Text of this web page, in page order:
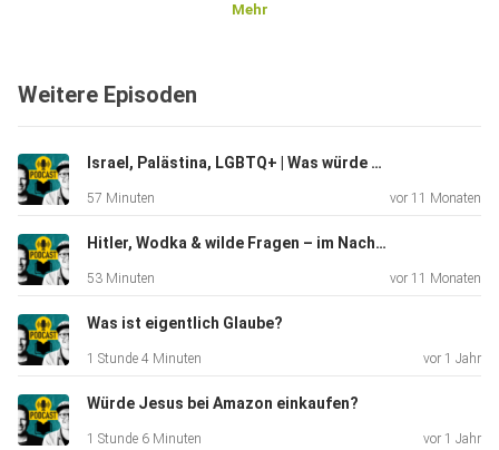
Mehr
Weitere Episoden
Israel, Palästina, LGBTQ+ | Was würde Jesus sagen?
57 Minuten vor 11 Monaten
Hitler, Wodka & wilde Fragen – im Nachtbus mit Jesus
53 Minuten vor 11 Monaten
Was ist eigentlich Glaube?
1 Stunde 4 Minuten vor 1 Jahr
Würde Jesus bei Amazon einkaufen?
1 Stunde 6 Minuten vor 1 Jahr